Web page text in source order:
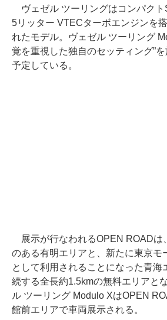
ヴェゼル ツーリングはコンパクト
5リッター VTECターボエンジンを
れたモデル。ヴェゼル ツーリング
覚を重視した独自のセッティング”
予定している。
展示が行なわれるOPEN ROADは
のある有明エリアと、新たに東京モ
として利用されることになった青海
続する全長約1.5kmの無料エリアと
ル ツーリング Modulo XはOPEN
館前エリアで車両展示される。